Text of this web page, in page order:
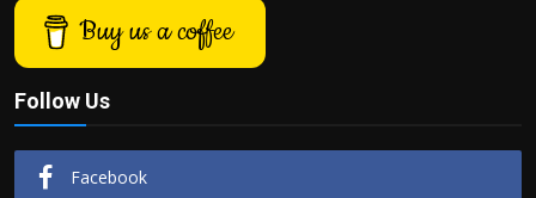
Buy us a coffee
Follow Us
Facebook